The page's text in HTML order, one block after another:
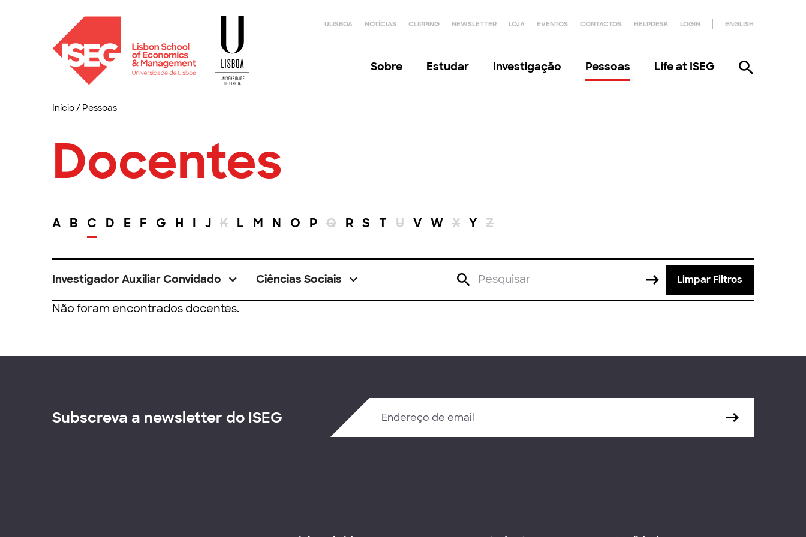
ULISBOA NOTÍCIAS CLIPPING NEWSLETTER LOJA EVENTOS CONTACTOS HELPDESK LOGIN ENGLISH
Sobre Estudar Investigação Pessoas Life at ISEG
Início/ Pessoas
Docentes
A B C D E F G H I J K L M N O P Q R S T U V W X Y Z
Investigador Auxiliar Convidado Ciências Sociais Limpar Filtros
Não foram encontrados docentes.
Subscreva a newsletter do ISEG